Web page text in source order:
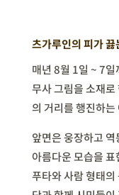
츠가루인의 피가 끓
매년 8월 1일 ~ 7일
무사 그림을 소재
의 거리를 행진하
앞면은 웅장하고
아름다운 모습을
푸타와 사람 형태의